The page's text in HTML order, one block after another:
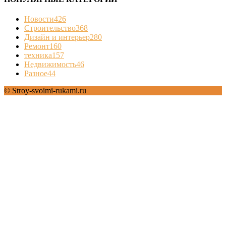
Новости426
Строительство368
Дизайн и интерьер280
Ремонт160
техника157
Недвижимость46
Разное44
© Stroy-svoimi-rukami.ru